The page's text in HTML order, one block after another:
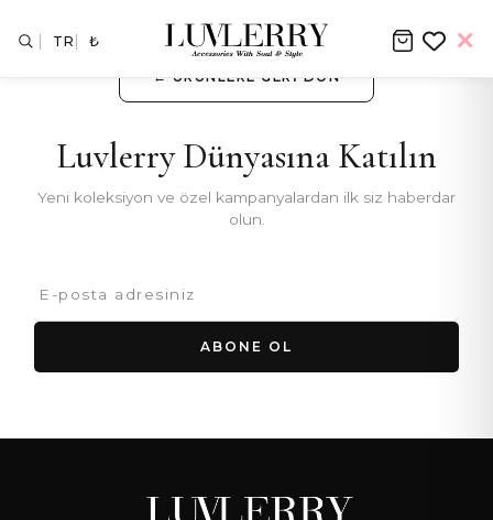
← ÜRÜNLERE GERI DÖN
Luvlerry Dünyasına Katılın
Yeni koleksiyon ve özel kampanyalardan ilk siz haberdar
olun.
ABONE OL
TR ₺